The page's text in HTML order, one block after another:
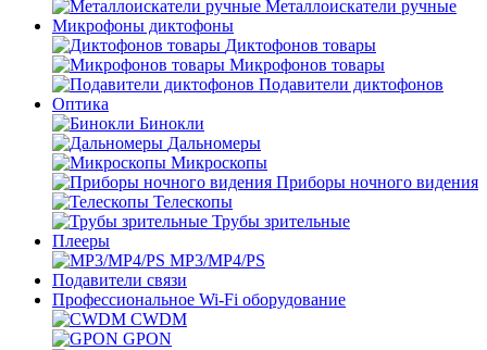
Металлоискатели ручные
Микрофоны диктофоны
Диктофонов товары
Микрофонов товары
Подавители диктофонов
Оптика
Бинокли
Дальномеры
Микроскопы
Приборы ночного видения
Телескопы
Трубы зрительные
Плееры
MP3/MP4/PS
Подавители связи
Профессиональное Wi-Fi оборудование
CWDM
GPON